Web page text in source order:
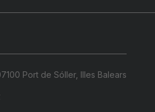
Port de Sóller, Illes Balears